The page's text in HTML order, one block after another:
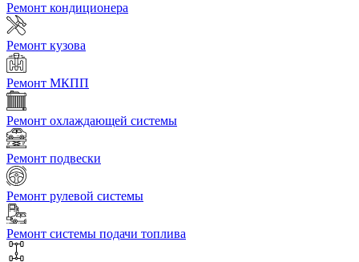
Ремонт кондиционера
Ремонт кузова
Ремонт МКПП
Ремонт охлаждающей системы
Ремонт подвески
Ремонт рулевой системы
Ремонт системы подачи топлива